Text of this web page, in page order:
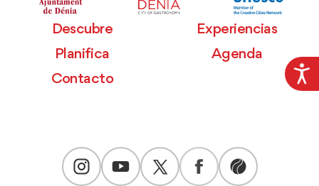
Descubre
Experiencias
Planifica
Agenda
Contacto